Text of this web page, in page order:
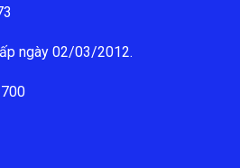
ngày 02/03/2012.